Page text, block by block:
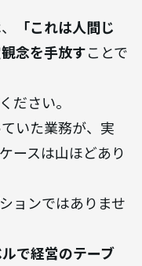
「これは人間じ
念を手放すことで
ださい。
いた業務が、実
ースは山ほどあり
ョンではありませ
で経営のテーブ